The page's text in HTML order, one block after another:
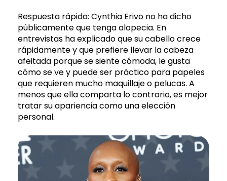
Respuesta rápida: Cynthia Erivo no ha dicho
públicamente que tenga alopecia. En
entrevistas ha explicado que su cabello crece
rápidamente y que prefiere llevar la cabeza
afeitada porque se siente cómoda, le gusta
cómo se ve y puede ser práctico para papeles
que requieren mucho maquillaje o pelucas. A
menos que ella comparta lo contrario, es mejor
tratar su apariencia como una elección
personal.